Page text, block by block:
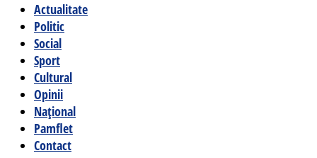
Actualitate
Politic
Social
Sport
Cultural
Opinii
Național
Pamflet
Contact